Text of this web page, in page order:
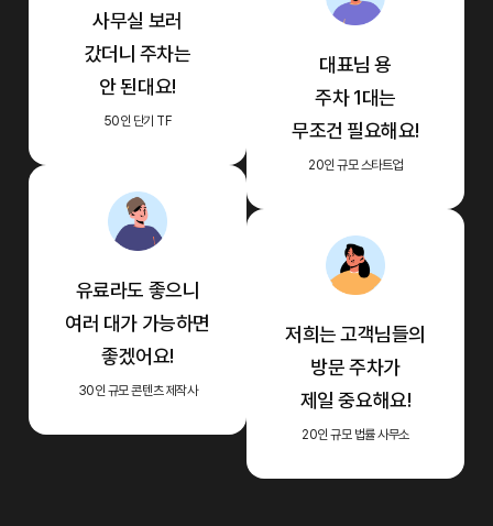
사무실 보러
갔더니 주차는
안 된대요!
50인 단기 TF
대표님 용
주차 1대는
무조건 필요해요!
20인 규모 스타트업
유료라도 좋으니
여러 대가 가능하면
좋겠어요!
30인 규모 콘텐츠 제작사
저희는 고객님들의
방문 주차가
제일 중요해요!
20인 규모 법률 사무소